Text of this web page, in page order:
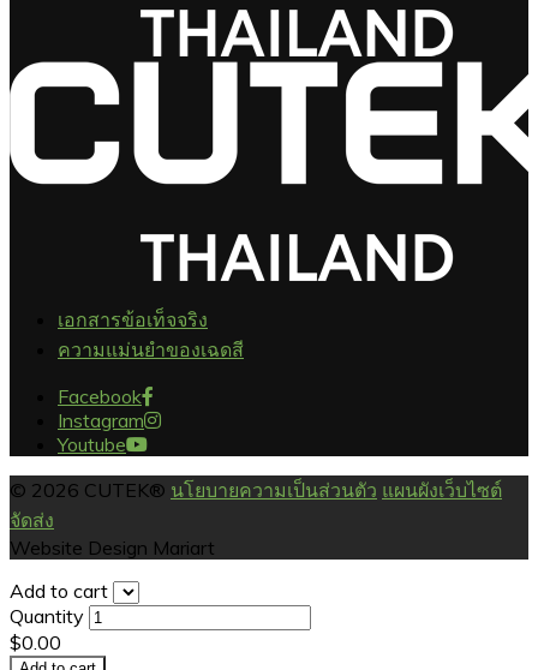
เอกสารข้อเท็จจริง
ความแม่นยำของเฉดสี
Facebook
Instagram
Youtube
© 2026 CUTEK® นโยบายความเป็นส่วนตัว แผนผังเว็บไซต์
จัดส่ง
Website Design Mariart
Add to cart
Quantity
$0.00